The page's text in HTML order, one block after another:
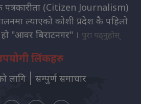
पत्रकारीता (Citizen Journalism)
ल्याएको कोशी प्रदेश कै पहिलो
"आवर बिराटनगर" । पुरा पढ्नुहोस्
लिंकहरु
लागि सम्पुर्ण समाचार